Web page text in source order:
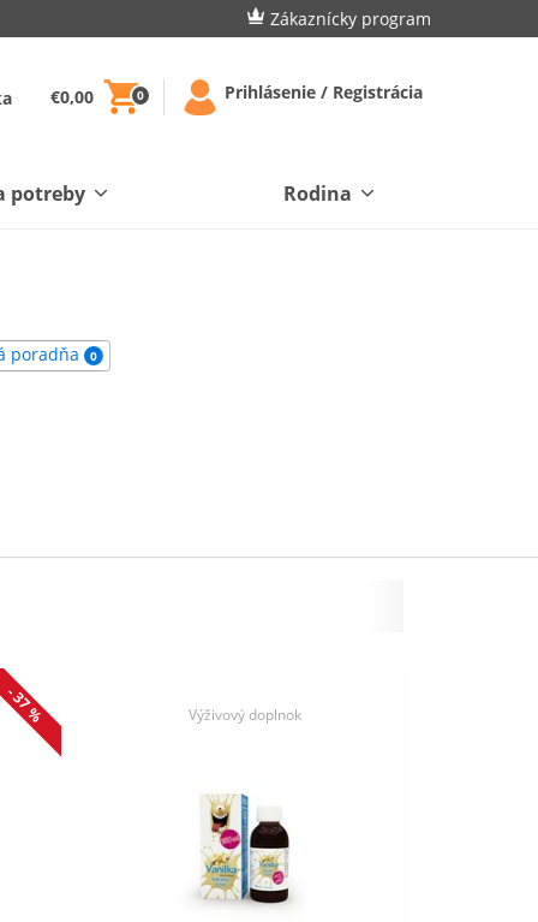
Zákaznícky program
€0,00 0 Prihlásenie / Registrácia
potreby Rodina
poradňa 0
- 37 % Výživový doplnok